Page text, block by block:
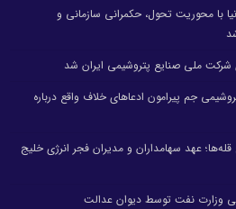
با محوریت تحول، حکمرانی سازمانی و
ملی صنایع پتروشیمی ایران شد
جم پیرامون ادعاهای خلاف واقع درباره
عهد سهامداران و مدیران فجر انرژی خلیج
وزارت نفت توسط دیوان عدالت